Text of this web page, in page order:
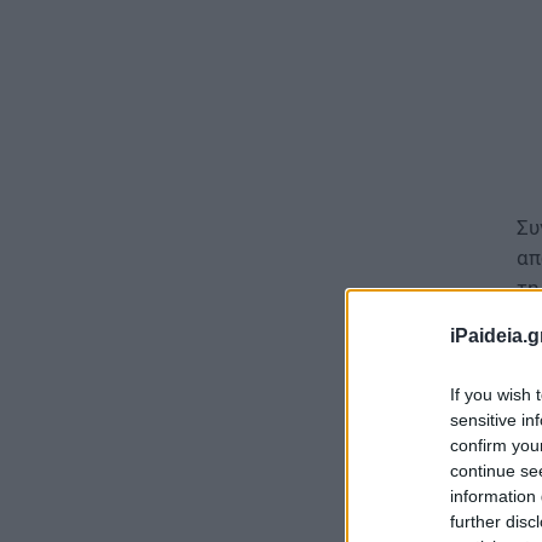
If you wish
sensitive
confirm
continue
information
further